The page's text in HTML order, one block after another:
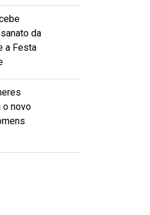
da
a Festa
o novo